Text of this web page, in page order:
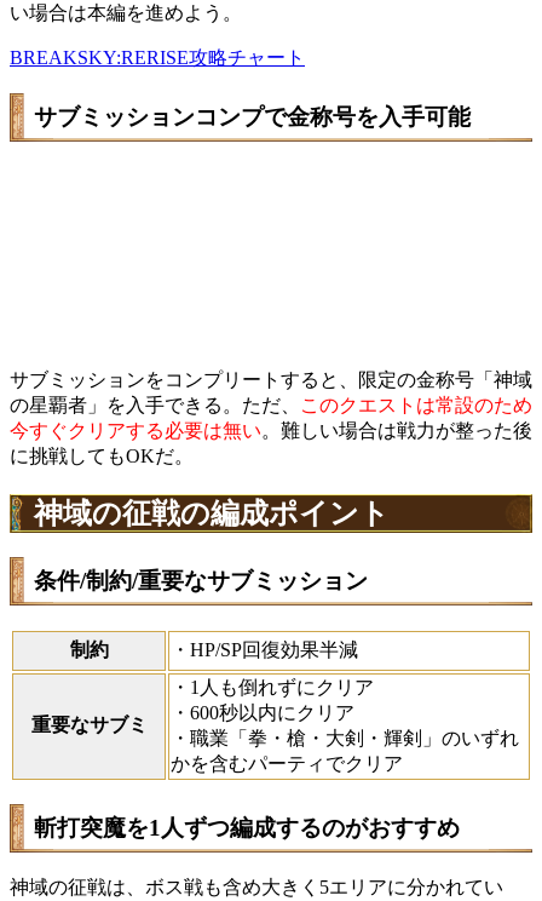
い場合は本編を進めよう。
BREAKSKY:RERISE攻略チャート
サブミッションコンプで金称号を入手可能
サブミッションをコンプリートすると、限定の金称号「神域
の星覇者」を入手できる。ただ、
このクエストは常設のため
今すぐクリアする必要は無い。難しい場合は戦力が整った後
に挑戦してもOKだ。
神域の征戦の編成ポイント
条件/制約/重要なサブミッション
制約 ・HP/SP回復効果半減
重要なサブミ
・1人も倒れずにクリア
・600秒以内にクリア
・職業「拳・槍・大剣・輝剣」のいずれ
かを含むパーティでクリア
斬打突魔を1人ずつ編成するのがおすすめ
神域の征戦は、ボス戦も含め大きく5エリアに分かれてい